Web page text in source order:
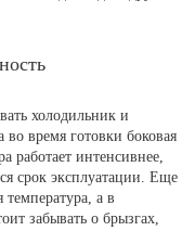
холодильник и
время готовки боковая
работает интенсивнее,
срок эксплуатации. Еще
а в
забывать о брызгах,